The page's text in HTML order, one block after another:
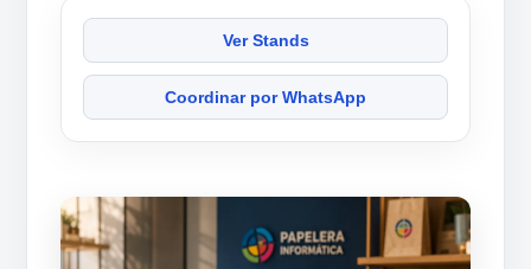
Ver Stands
Coordinar por WhatsApp